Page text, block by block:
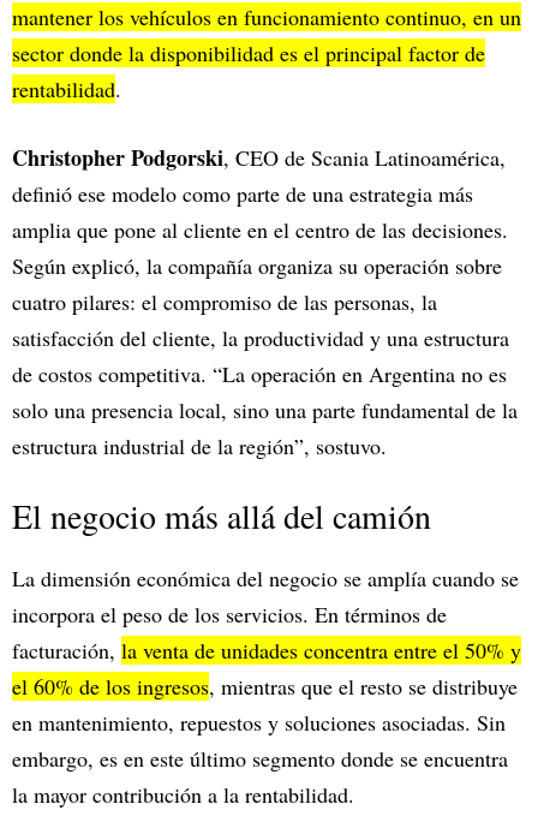
mantener los vehículos en funcionamiento continuo, en un
sector donde la disponibilidad es el principal factor de
rentabilidad.
Christopher Podgorski, CEO de Scania Latinoamérica,
definió ese modelo como parte de una estrategia más
amplia que pone al cliente en el centro de las decisiones.
Según explicó, la compañía organiza su operación sobre
cuatro pilares: el compromiso de las personas, la
satisfacción del cliente, la productividad y una estructura
de costos competitiva. “La operación en Argentina no es
solo una presencia local, sino una parte fundamental de la
estructura industrial de la región”, sostuvo.
El negocio más allá del camión
La dimensión económica del negocio se amplía cuando se
incorpora el peso de los servicios. En términos de
facturación, la venta de unidades concentra entre el 50% y
el 60% de los ingresos, mientras que el resto se distribuye
en mantenimiento, repuestos y soluciones asociadas. Sin
embargo, es en este último segmento donde se encuentra
la mayor contribución a la rentabilidad.